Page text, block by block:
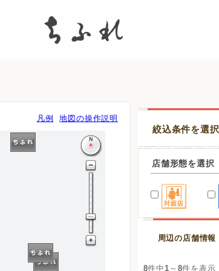
凡例 地図の操作説明
絞込条件を選
店舗形態を選択
周辺の店舗情報
8件中 1 ～ 8件を表示